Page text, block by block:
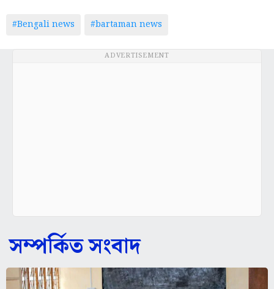
#Bengali news #bartaman news
ADVERTISEMENT
সম্পর্কিত সংবাদ